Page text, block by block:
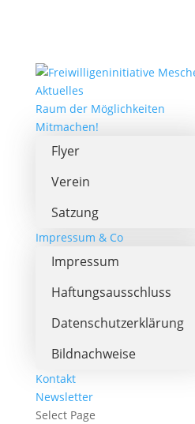
Aktuelles
Raum der Möglichkeiten
Mitmachen!
Flyer
Verein
Satzung
Impressum & Co
Impressum
Haftungsausschluss
Datenschutzerklärung
Bildnachweise
Kontakt
Newsletter
Select Page